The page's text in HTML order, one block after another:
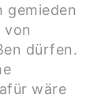
gemieden
von
dürfen.
wäre